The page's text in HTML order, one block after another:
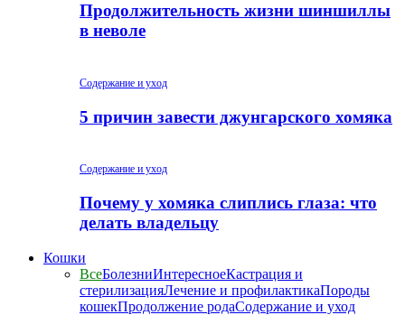
Продолжительность жизни шиншиллы
в неволе
Содержание и уход
5 причин завести джунгарского хомяка
Содержание и уход
Почему у хомяка слиплись глаза: что
делать владельцу
Кошки
ВсеБолезниИнтересноеКастрация и
стерилизацияЛечение и профилактикаПороды
кошекПродолжение родаСодержание и уход